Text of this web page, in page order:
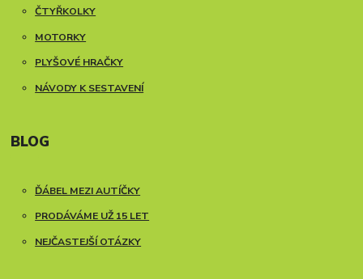
ČTYŘKOLKY
MOTORKY
PLYŠOVÉ HRAČKY
NÁVODY K SESTAVENÍ
BLOG
ĎÁBEL MEZI AUTÍČKY
PRODÁVÁME UŽ 15 LET
NEJČASTEJŠÍ OTÁZKY